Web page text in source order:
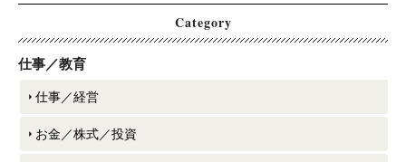
Category
仕事／教育
仕事／経営
お金／株式／投資